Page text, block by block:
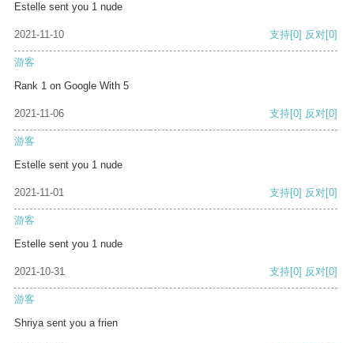
Estelle sent you 1 nude
2021-11-10 支持[0] 反对[0]
游客
Rank 1 on Google With 5
2021-11-06 支持[0] 反对[0]
游客
Estelle sent you 1 nude
2021-11-01 支持[0] 反对[0]
游客
Estelle sent you 1 nude
2021-10-31 支持[0] 反对[0]
游客
Shriya sent you a frien